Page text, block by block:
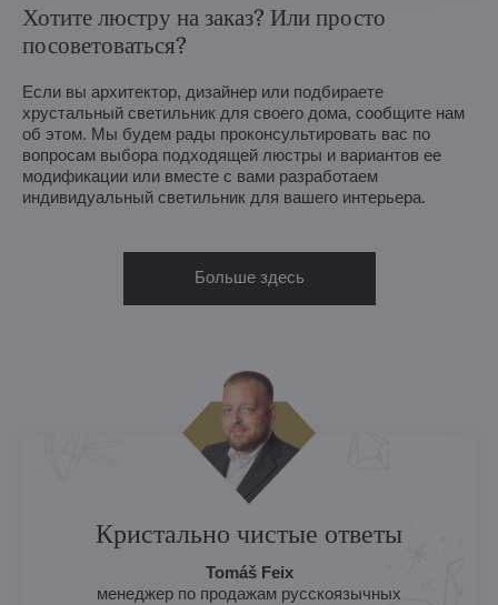
Хотите люстру на заказ? Или просто
посоветоваться?
Если вы архитектор, дизайнер или подбираете
хрустальный светильник для своего дома, сообщите нам
об этом. Мы будем рады проконсультировать вас по
вопросам выбора подходящей люстры и вариантов ее
модификации или вместе с вами разработаем
индивидуальный светильник для вашего интерьера.
Больше здесь
Кристально чистые ответы
Tomáš Feix
менеджер по продажам русскоязычных